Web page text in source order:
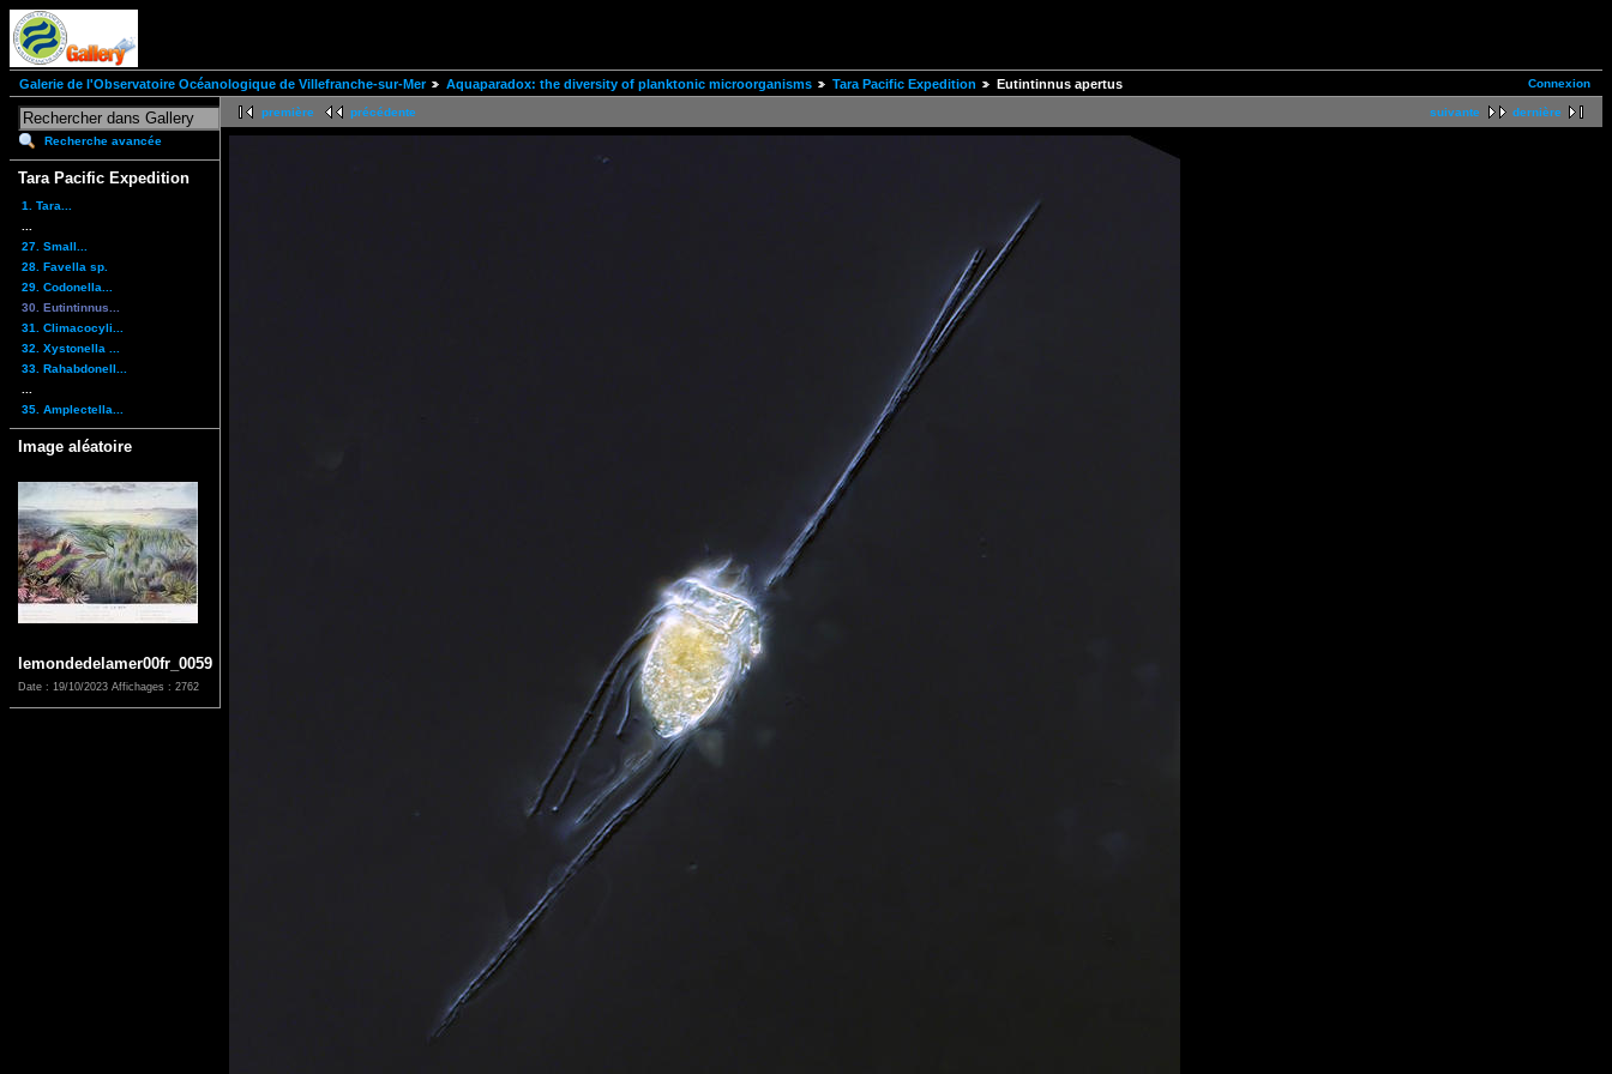
Connexion
Galerie de l'Observatoire Océanologique de Villefranche-sur-Mer Aquaparadox: the diversity of planktonic microorganisms Tara Pacific Expedition Eutintinnus apertus
Recherche avancée
Tara Pacific Expedition
1. Tara...
27. Small...
28. Favella sp.
29. Codonella...
30. Eutintinnus...
31. Climacocyli...
32. Xystonella ...
33. Rahabdonell...
35. Amplectella...
Image aléatoire
lemondedelamer00fr_0059
Date : 19/10/2023 Affichages : 2762
suivante dernière
première précédente